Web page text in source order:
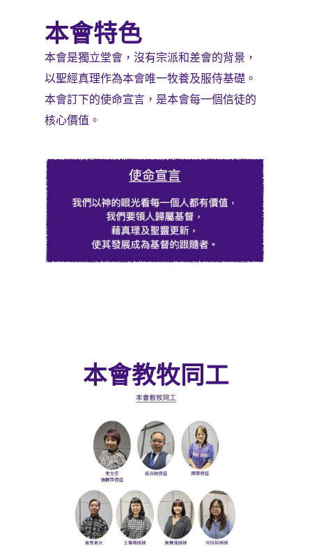
本會特色
本會是獨立堂會，沒有宗派和差會的背景，
以聖經真理作為本會唯一牧養及服侍基礎。
本會訂下的使命宣言，是本會每一個信徒的
核心價值。
本會教牧同工